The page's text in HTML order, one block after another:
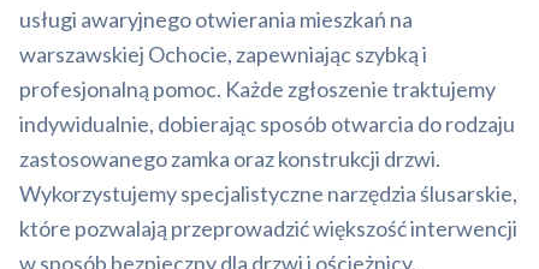
usługi awaryjnego otwierania mieszkań na
warszawskiej Ochocie, zapewniając szybką i
profesjonalną pomoc. Każde zgłoszenie traktujemy
indywidualnie, dobierając sposób otwarcia do rodzaju
zastosowanego zamka oraz konstrukcji drzwi.
Wykorzystujemy specjalistyczne narzędzia ślusarskie,
które pozwalają przeprowadzić większość interwencji
w sposób bezpieczny dla drzwi i ościeżnicy.